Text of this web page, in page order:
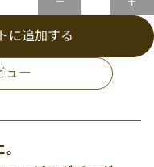
に追加する
ュー